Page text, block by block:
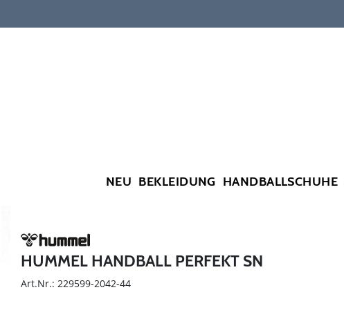
NEU BEKLEIDUNG HANDBALLSCHUHE
HUMMEL HANDBALL PERFEKT SN
Art.Nr.: 229599-2042-44